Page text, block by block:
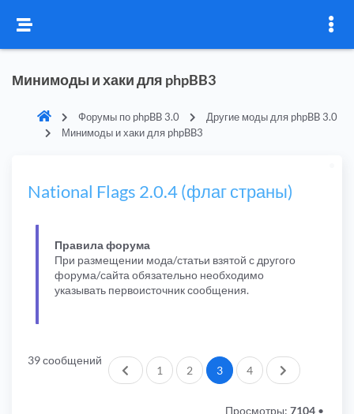
Минимоды и хаки для phpBB3
Форумы по phpBB 3.0
Другие моды для phpBB 3.0
Минимоды и хаки для phpBB3
National Flags 2.0.4 (флаг страны)
Правила форума
При размещении мода/статьи взятой с другого
форума/сайта обязательно необходимо
указывать первоисточник сообщения.
39 сообщений
Пред.1 2 3 4 След.
Просмотры: 7104 •